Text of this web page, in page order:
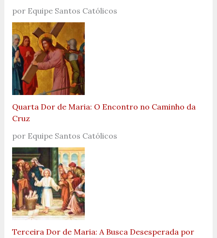
por Equipe Santos Católicos
Quarta Dor de Maria: O Encontro no Caminho da
Cruz
por Equipe Santos Católicos
Terceira Dor de Maria: A Busca Desesperada por